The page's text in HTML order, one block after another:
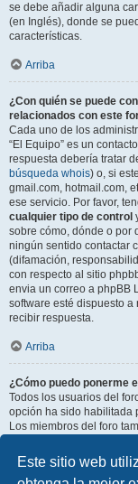
Este sitio web
se debe añadir alguna
(en Inglés), donde se
características.
Arriba
¿Con quién se puede
relacionados con este
Cada uno de los
“El Equipo” es un
respuesta debería tratar
búsqueda whois) o, si
gmail.com, hotmail.com,
ese servicio. Por favor,
cualquier tipo de control
sobre cómo, dónde o por
ningún sentido contactar
(difamación,
con respecto al sitio
envia un correo a phpBB
software esté dispuesto
recibir respuesta.
Arriba
¿Cómo puedo ponerme
Todos los usuarios del
opción ha sido habilitada
Los miembros del foro
Arriba